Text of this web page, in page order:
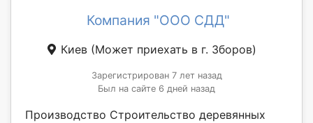
Компания "OOO СДД"
Киев (Может приехать в г. Зборов)
Зарегистрирован 7 лет назад
Был на сайте 6 дней назад
Производство Строительство деревянных